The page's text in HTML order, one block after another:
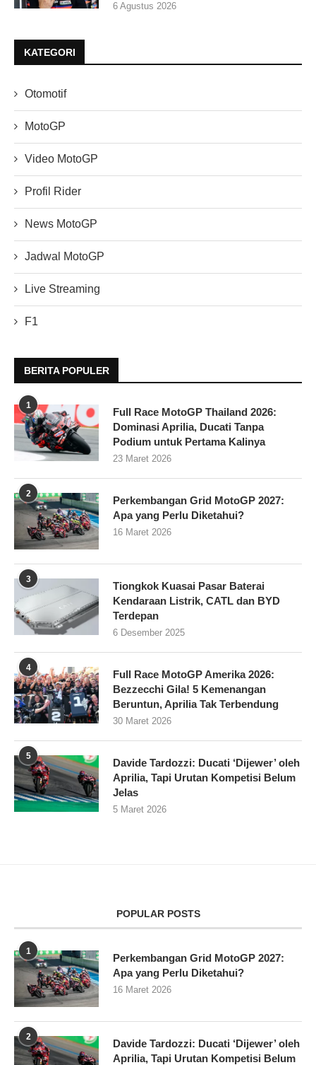
6 Agustus 2026
KATEGORI
Otomotif
MotoGP
Video MotoGP
Profil Rider
News MotoGP
Jadwal MotoGP
Live Streaming
F1
BERITA POPULER
1
Full Race MotoGP Thailand 2026:
Dominasi Aprilia, Ducati Tanpa
Podium untuk Pertama Kalinya
23 Maret 2026
2
Perkembangan Grid MotoGP 2027:
Apa yang Perlu Diketahui?
16 Maret 2026
3
Tiongkok Kuasai Pasar Baterai
Kendaraan Listrik, CATL dan BYD
Terdepan
6 Desember 2025
4
Full Race MotoGP Amerika 2026:
Bezzecchi Gila! 5 Kemenangan
Beruntun, Aprilia Tak Terbendung
30 Maret 2026
5
Davide Tardozzi: Ducati ‘Dijewer’ oleh
Aprilia, Tapi Urutan Kompetisi Belum
Jelas
5 Maret 2026
POPULAR POSTS
1
Perkembangan Grid MotoGP 2027:
Apa yang Perlu Diketahui?
16 Maret 2026
2
Davide Tardozzi: Ducati ‘Dijewer’ oleh
Aprilia, Tapi Urutan Kompetisi Belum